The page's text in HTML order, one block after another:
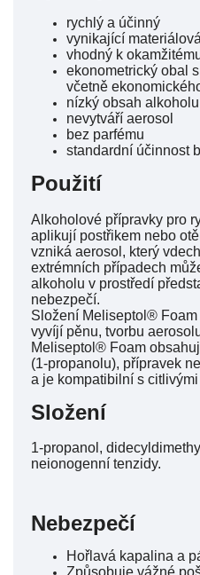
rychlý a účinný
vynikající
vhodný k
ekonometrický obal
včetně
nízký obsah alkoholu
nevytváří aerosol
bez parfému
standardní účinnost
Použití
Alkoholové přípravky pro
aplikují postřikem nebo
vzniká aerosol, který
extrémních případech
alkoholu v prostředí
nebezpečí.
Složení Meliseptol®
vyvíjí pěnu, tvorbu
Meliseptol® Foam
(1-propanolu), přípravek
a je kompatibilní s citlivými
Složení
1-propanol,
neionogenní tenzidy.
Nebezpečí
Hořlavá kapalina a